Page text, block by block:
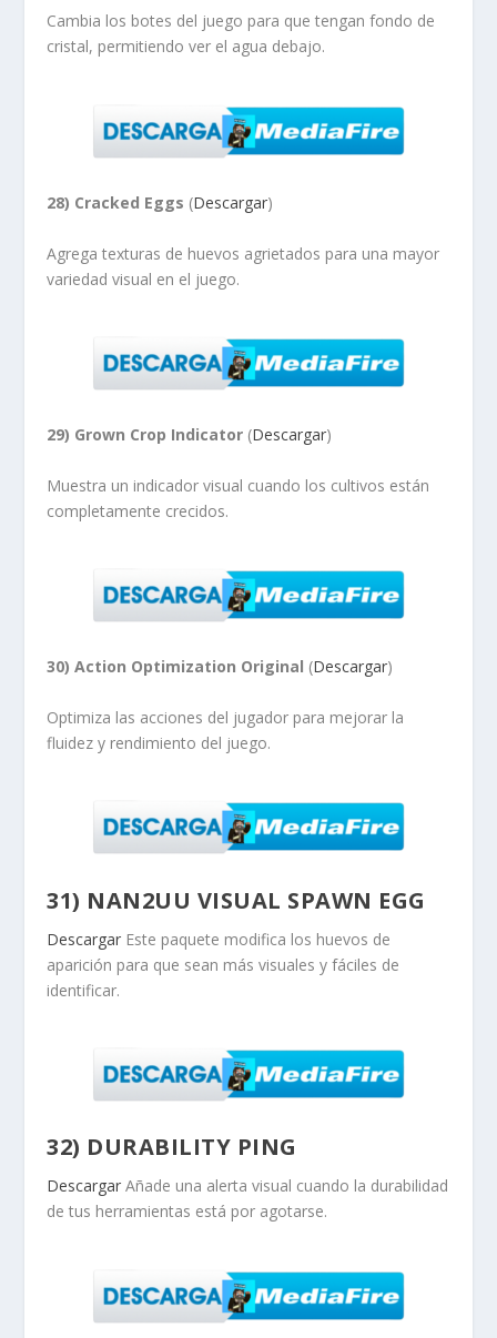
Cambia los botes del juego para que tengan fondo de
cristal, permitiendo ver el agua debajo.
28) Cracked Eggs (Descargar)
Agrega texturas de huevos agrietados para una mayor
variedad visual en el juego.
29) Grown Crop Indicator (Descargar)
Muestra un indicador visual cuando los cultivos están
completamente crecidos.
30) Action Optimization Original (Descargar)
Optimiza las acciones del jugador para mejorar la
fluidez y rendimiento del juego.
31) NAN2UU VISUAL SPAWN EGG
Descargar Este paquete modifica los huevos de
aparición para que sean más visuales y fáciles de
identificar.
32) DURABILITY PING
Descargar Añade una alerta visual cuando la durabilidad
de tus herramientas está por agotarse.